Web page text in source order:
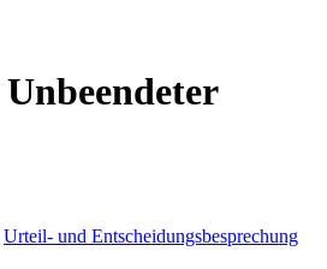
Unbeendeter
Urteil- und Entscheidungsbesprechung